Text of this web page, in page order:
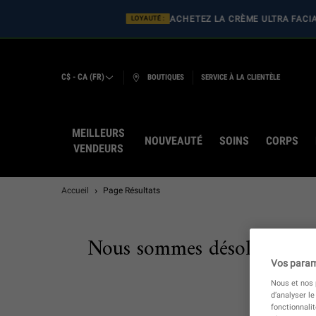
LOYAUTÉ : ACHETEZ LA
C$ - CA (FR) BOUTIQUES SERVICE À LA CLIENTÈLE
MEILLEURS
VENDEURS
NOUVEAUTÉ SOINS CORPS
Accueil Page Résultats
Nous sommes désolés, il
Vos
Nous et
d’analyser